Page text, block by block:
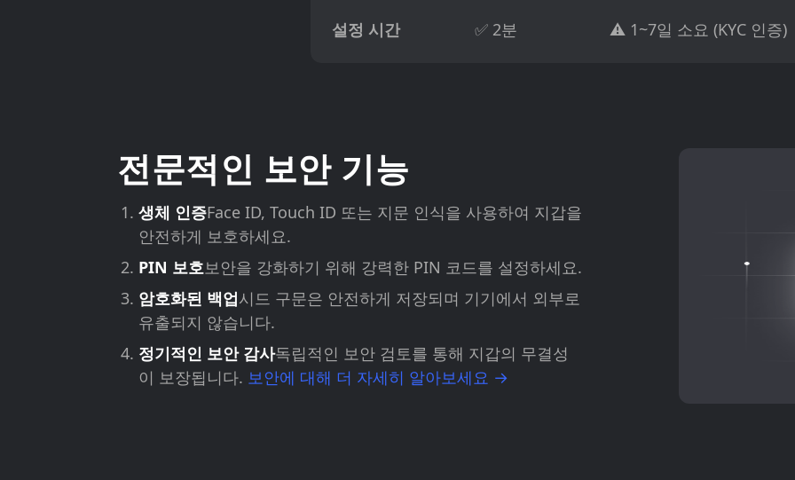
설정 시간 ✅ 2분 ⚠️ 1~7일 소요 (KYC 인증)
전문적인 보안 기능
생체 인증Face ID, Touch ID 또는 지문 인식을 사용하여 지갑을
안전하게 보호하세요.
PIN 보호보안을 강화하기 위해 강력한 PIN 코드를 설정하세요.
암호화된 백업시드 구문은 안전하게 저장되며 기기에서 외부로
유출되지 않습니다.
정기적인 보안 감사독립적인 보안 검토를 통해 지갑의 무결성
이 보장됩니다. 보안에 대해 더 자세히 알아보세요 →